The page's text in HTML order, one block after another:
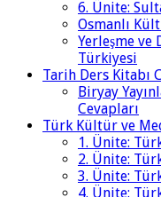
6. Ünite:
Osmanlı
Yerleşme ve
Türkiyesi
Tarih Ders Kitabı
Biryay
Cevapları
Türk Kültür ve
1. Ünite:
2. Ünite:
3. Ünite:
4. Ünite: